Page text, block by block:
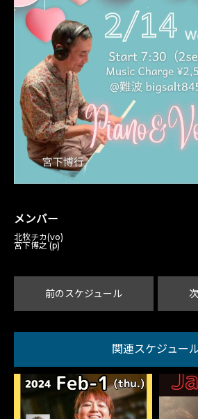
メンバー
北牧チカ(vo)
宮下博之 (p)
前のスケジュール
関連スケジュー